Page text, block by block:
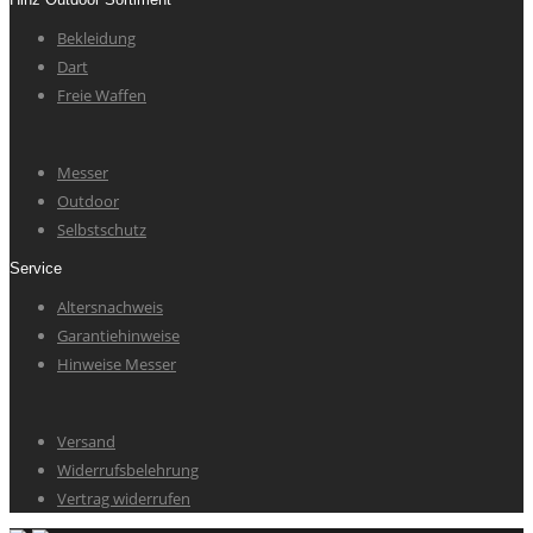
Bekleidung
Dart
Freie Waffen
Messer
Outdoor
Selbstschutz
Service
Altersnachweis
Garantiehinweise
Hinweise Messer
Versand
Widerrufsbelehrung
Vertrag widerrufen